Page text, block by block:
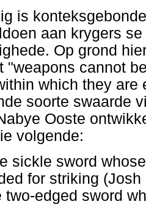
is
aan krygers
Op grond
"weapons cannot
which they
soorte swaarde
Ooste
volgende:
sickle sword
for striking
two-edged sword